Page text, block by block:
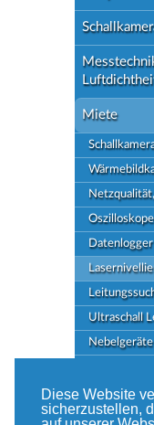
Diese Website
sicherzustellen,
Miete
Datenlogger
Ultraschall
Nebelgeräte
Seminare,